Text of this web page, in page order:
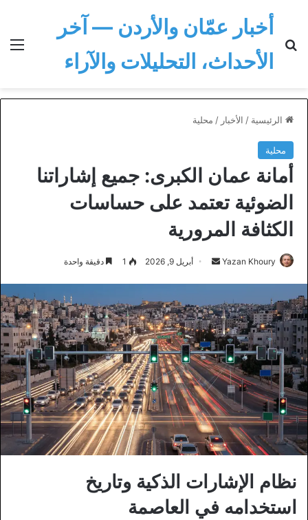
أخبار عمّان والأردن — آخر
الأحداث، التحليلات والآراء
الرئيسية / الأخبار / محلية
محلية
أمانة عمان الكبرى: جميع إشاراتنا
الضوئية تعتمد على حساسات
الكثافة المرورية
Yazan Khoury
أرسل أبريل 9, 2026 1 دقيقة واحدة
نظام الإشارات الذكية وتاريخ
استخدامه في العاصمة